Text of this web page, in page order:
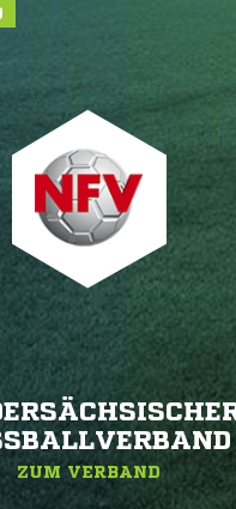
ZUM VERBAND